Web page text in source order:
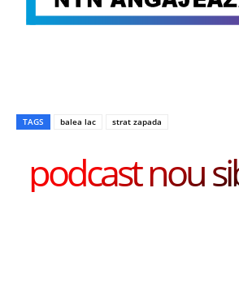
TAGS balea lac strat zapada
podcast nou